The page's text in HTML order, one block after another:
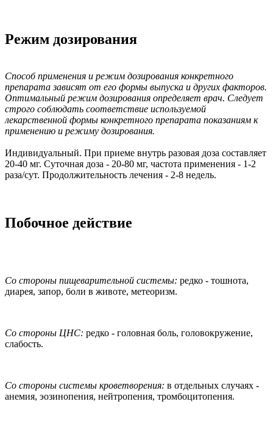
Режим дозирования
Способ применения и режим дозирования конкретного
препарата зависят от его формы выпуска и других факторов.
Оптимальный режим дозирования определяет врач. Следует
строго соблюдать соответствие используемой
лекарственной формы конкретного препарата показаниям к
применению и режиму дозирования.
Индивидуальный. При приеме внутрь разовая доза составляет
20-40 мг. Суточная доза - 20-80 мг, частота применения - 1-2
раза/сут. Продолжительность лечения - 2-8 недель.
Побочное действие
Со стороны пищеварительной системы: редко - тошнота,
диарея, запор, боли в животе, метеоризм.
Со стороны ЦНС: редко - головная боль, головокружение,
слабость.
Со стороны системы кроветворения: в отдельных случаях -
анемия, эозинопения, нейтропения, тромбоцитопения.